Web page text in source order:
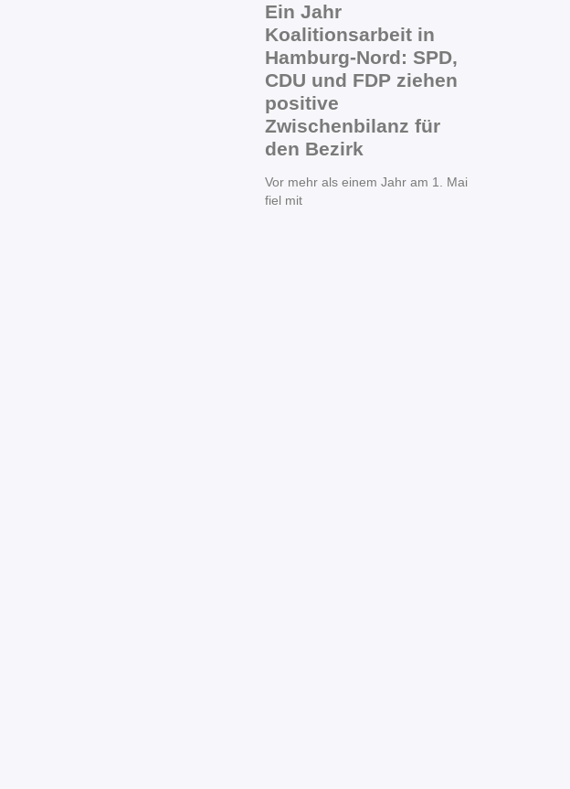
Ein Jahr
Koalitionsarbeit in
Hamburg-Nord: SPD,
CDU und FDP ziehen
positive
Zwischenbilanz für
den Bezirk
Vor mehr als einem Jahr am 1. Mai
fiel mit